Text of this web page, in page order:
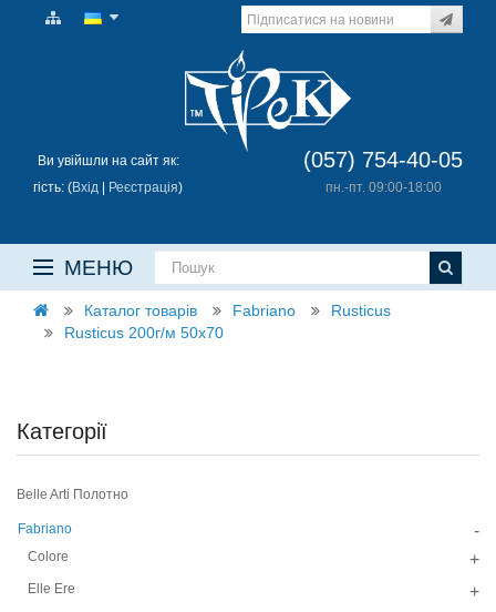
Ви увійшли на сайт як:
гість: (Вхід | Реєстрація)
(057) 754-40-05
пн.-пт. 09:00-18:00
МЕНЮ
Каталог товарів Fabriano
Rusticus
Rusticus 200г/м 50х70
Категорії
Belle Arti Полотно
-
Fabriano
+
Colore
+
Elle Ere